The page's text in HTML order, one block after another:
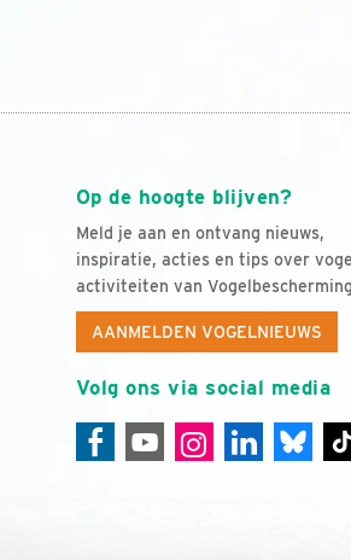
Op de hoogte blijven?
Meld je aan en ontvang nieuws,
inspiratie, acties en tips over
activiteiten van
AANMELDEN VOGELNIEUWS
Volg ons via social media